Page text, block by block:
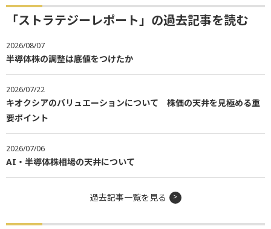
「ストラテジーレポート」の過去記事を読む
2026/08/07
半導体株の調整は底値をつけたか
2026/07/22
キオクシアのバリュエーションについて 株価の天井を見極める重
要ポイント
2026/07/06
AI・半導体株相場の天井について
過去記事一覧を見る